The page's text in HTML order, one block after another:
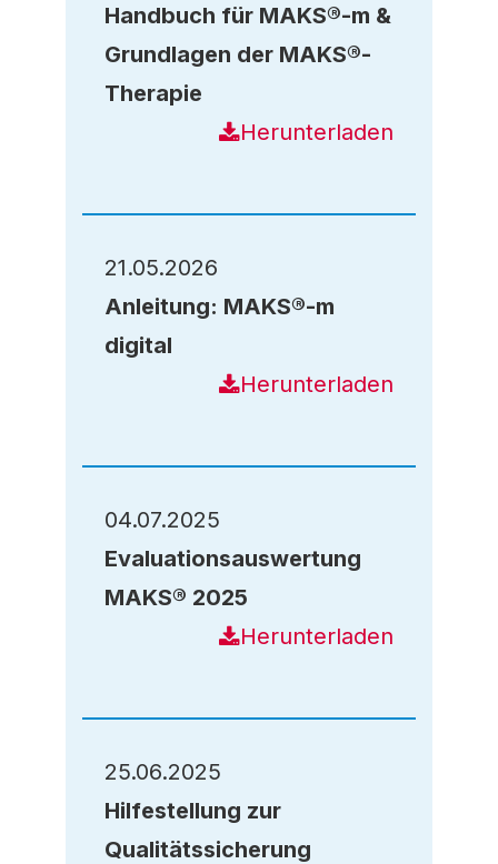
Handbuch für MAKS®-m &
Grundlagen der MAKS®-
Therapie
Herunterladen
21.05.2026
Anleitung: MAKS®-m
digital
Herunterladen
04.07.2025
Evaluationsauswertung
MAKS® 2025
Herunterladen
25.06.2025
Hilfestellung zur
Qualitätssicherung